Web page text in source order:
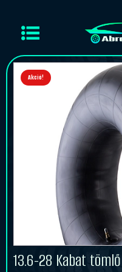
Akció!
13.6-28 Kabat